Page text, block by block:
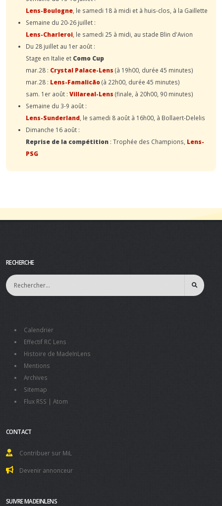
Lens-Boulogne , le samedi 18 à midi et à huis-clos, à la Gaillette
Semaine du 20-26 juillet :
Lens-Charleroi , le samedi 25 à midi, au stade Blin d'Avion
Du 28 juillet au 1er août :
Stage en Italie et Como Cup
mar.28 : Crystal Palace-Lens (à 19h00, durée 45 minutes)
mar.28 : Lens-Famalicão(à 22h00, durée 45 minutes)
sam. 1er août : Villareal-Lens (finale, à 20h00, 90 minutes)
Semaine du 3-9 août :
Lens-Sunderland , le samedi 8 août à 16h00, à Bollaert-Delelis
Dimanche 16 août :
Reprise de la compétition : Trophée des Champions, Lens-
PSG
RECHERCHE
Calendrier
Effectif RC Lens
Histoire de MadeInLens
Mentions
Archives
Sitemap
Flux RSS | Atom
CONTACT
Contribuer sur MiL
Devenir annonceur
SUIVRE MADEINLENS